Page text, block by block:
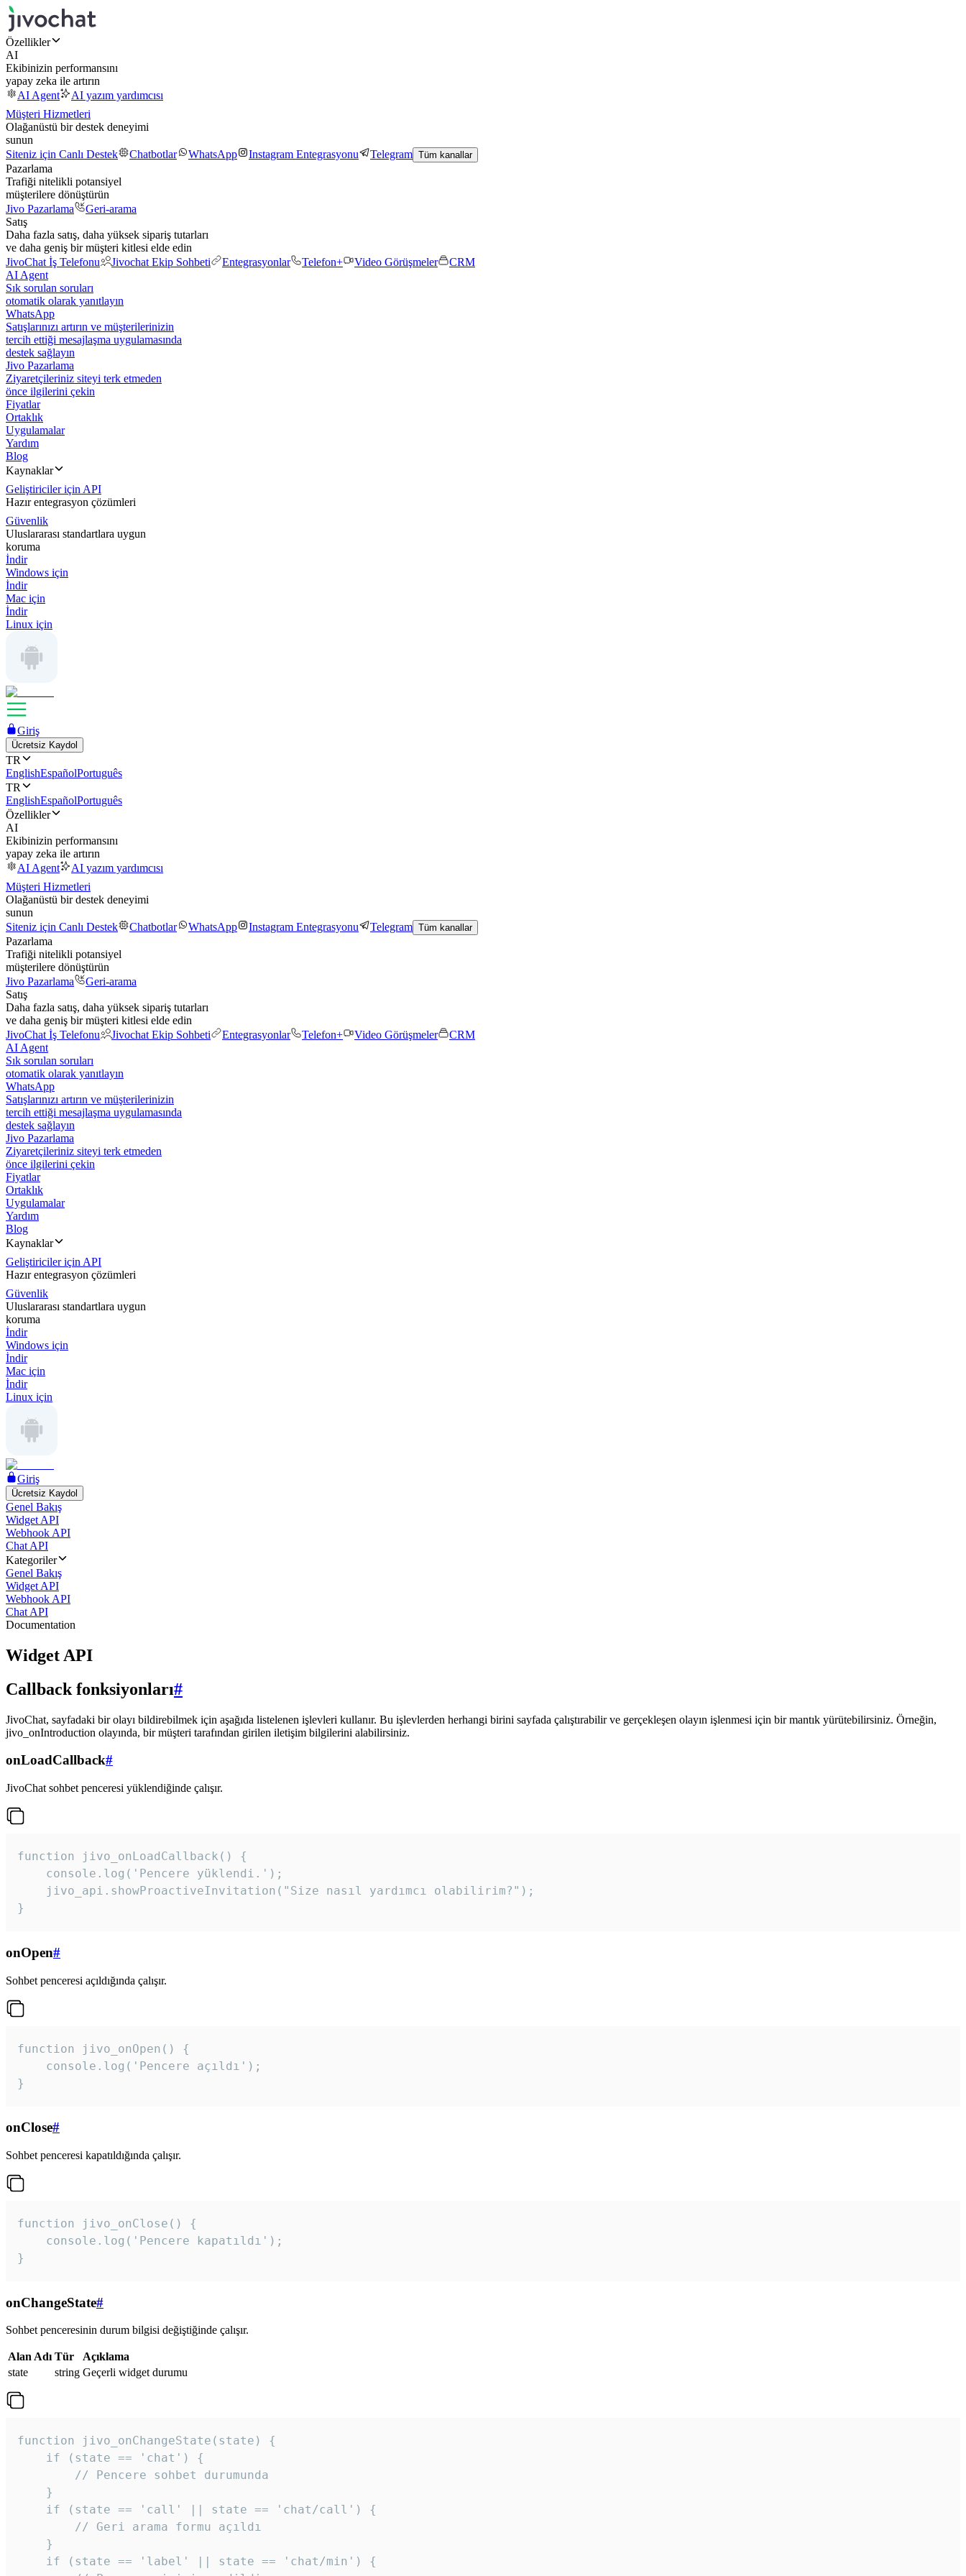
Özellikler
AI
Ekibinizin performansını
yapay zeka ile artırın
AI Agent
AI yazım yardımcısı
Müşteri Hizmetleri
Olağanüstü bir destek deneyimi
sunun
Siteniz için Canlı Destek
Chatbotlar WhatsApp Instagram Entegrasyonu Telegram Tüm kanallar
Pazarlama
Trafiği nitelikli potansiyel
müşterilere dönüştürün
Jivo Pazarlama
Geri-arama
Satış
Daha fazla satış, daha yüksek sipariş tutarları
ve daha geniş bir müşteri kitlesi elde edin
JivoChat İş Telefonu
Jivochat Ekip Sohbeti Entegrasyonlar Telefon+ Video Görüşmeler
CRM
AI Agent
Sık sorulan soruları
otomatik olarak yanıtlayın
WhatsApp
Satışlarınızı artırın ve müşterilerinizin
tercih ettiği mesajlaşma uygulamasında
destek sağlayın
Jivo Pazarlama
Ziyaretçileriniz siteyi terk etmeden
önce ilgilerini çekin
Fiyatlar
Ortaklık
Uygulamalar
Yardım
Blog
Kaynaklar
Geliştiriciler için API
Hazır entegrasyon çözümleri
Güvenlik
Uluslararası standartlara uygun
koruma
İndir
Windows için
İndir
Mac için
İndir
Linux için
Giriş
Ücretsiz Kaydol
TR
EnglishEspañolPortuguês
TR
EnglishEspañolPortuguês
Özellikler
AI
Ekibinizin performansını
yapay zeka ile artırın
AI Agent
AI yazım yardımcısı
Müşteri Hizmetleri
Olağanüstü bir destek deneyimi
sunun
Siteniz için Canlı Destek
Chatbotlar WhatsApp Instagram Entegrasyonu Telegram Tüm kanallar
Pazarlama
Trafiği nitelikli potansiyel
müşterilere dönüştürün
Jivo Pazarlama
Geri-arama
Satış
Daha fazla satış, daha yüksek sipariş tutarları
ve daha geniş bir müşteri kitlesi elde edin
JivoChat İş Telefonu
Jivochat Ekip Sohbeti Entegrasyonlar Telefon+ Video Görüşmeler
CRM
AI Agent
Sık sorulan soruları
otomatik olarak yanıtlayın
WhatsApp
Satışlarınızı artırın ve müşterilerinizin
tercih ettiği mesajlaşma uygulamasında
destek sağlayın
Jivo Pazarlama
Ziyaretçileriniz siteyi terk etmeden
önce ilgilerini çekin
Fiyatlar
Ortaklık
Uygulamalar
Yardım
Blog
Kaynaklar
Geliştiriciler için API
Hazır entegrasyon çözümleri
Güvenlik
Uluslararası standartlara uygun
koruma
İndir
Windows için
İndir
Mac için
İndir
Linux için
Giriş
Ücretsiz Kaydol
Genel Bakış
Widget API
Webhook API
Chat API
Kategoriler
Genel Bakış
Widget API
Webhook API
Chat API
Documentation
Widget API
Callback fonksiyonları#
JivoChat, sayfadaki bir olayı bildirebilmek için aşağıda listelenen işlevleri kullanır. Bu işlevlerden herhangi birini sayfada çalıştırabilir ve gerçekleşen olayın işlenmesi için bir mantık yürütebilirsiniz. Örneğin,
jivo_onIntroduction olayında, bir müşteri tarafından girilen iletişim bilgilerini alabilirsiniz.
onLoadCallback#
JivoChat sohbet penceresi yüklendiğinde çalışır.
function jivo_onLoadCallback() {
    console.log('Pencere yüklendi.');
    jivo_api.showProactiveInvitation("Size nasıl yardımcı olabilirim?");
}
onOpen#
Sohbet penceresi açıldığında çalışır.
function jivo_onOpen() {
    console.log('Pencere açıldı');
}
onClose#
Sohbet penceresi kapatıldığında çalışır.
function jivo_onClose() {
    console.log('Pencere kapatıldı');
}
onChangeState#
Sohbet penceresinin durum bilgisi değiştiğinde çalışır.
Alan Adı Tür
Açıklama
state
string Geçerli widget durumu
function jivo_onChangeState(state) {
    if (state == 'chat') {
        // Pencere sohbet durumunda
    }
    if (state == 'call' || state == 'chat/call') {
        // Geri arama formu açıldı
    }
    if (state == 'label' || state == 'chat/min') {